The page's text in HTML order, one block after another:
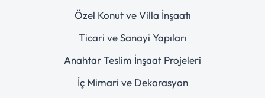
Özel Konut ve Villa İnşaatı
Ticari ve Sanayi Yapıları
Anahtar Teslim İnşaat Projeleri
İç Mimari ve Dekorasyon